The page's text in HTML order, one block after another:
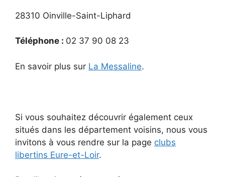
28310 Oinville-Saint-Liphard
Téléphone : 02 37 90 08 23
En savoir plus sur La Messaline.
Si vous souhaitez découvrir également ceux
situés dans les département voisins, nous vous
invitons à vous rendre sur la page clubs
libertins Eure-et-Loir.